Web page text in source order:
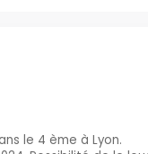
le 4 ème à Lyon.